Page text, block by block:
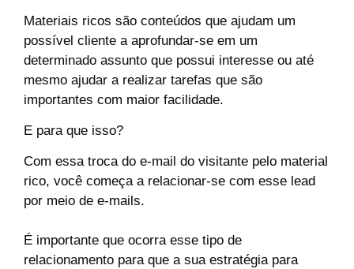
Materiais ricos são conteúdos que ajudam um
possível cliente a aprofundar-se em um
determinado assunto que possui interesse ou até
mesmo ajudar a realizar tarefas que são
importantes com maior facilidade.
E para que isso?
Com essa troca do e-mail do visitante pelo material
rico, você começa a relacionar-se com esse lead
por meio de e-mails.
É importante que ocorra esse tipo de
relacionamento para que a sua estratégia para